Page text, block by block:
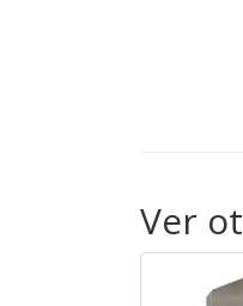
Ver